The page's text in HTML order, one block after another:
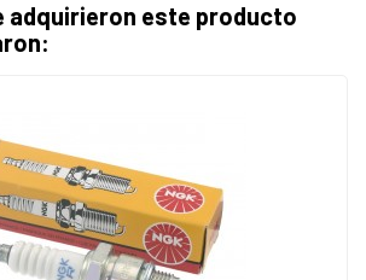
adquirieron este producto